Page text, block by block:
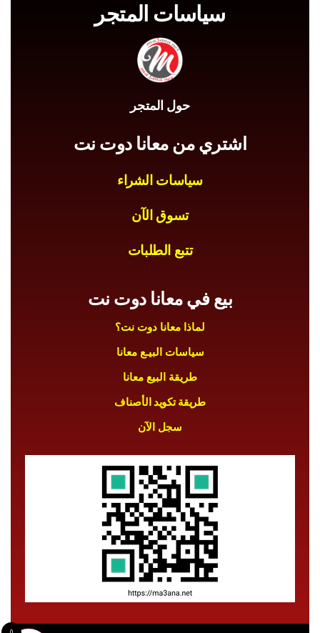
سياسات المتجر
حول المتجر
اشتري من معانا دوت نت
سياسات الشراء
تسوق الآن
تتبع الطلبات
بيع في معانا دوت نت
لماذا معانا دوت نت؟
سياسات البيـع معانا
طريقة البيع معانا
طريقة تكويد الأصناف
سجل الآن